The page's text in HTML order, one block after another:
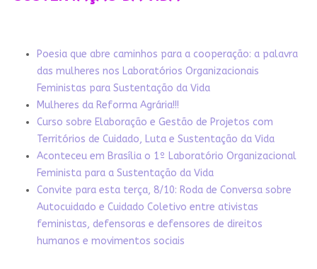
Poesia que abre caminhos para a cooperação: a palavra
das mulheres nos Laboratórios Organizacionais
Feministas para Sustentação da Vida
Mulheres da Reforma Agrária!!!
Curso sobre Elaboração e Gestão de Projetos com
Territórios de Cuidado, Luta e Sustentação da Vida
Aconteceu em Brasília o 1º Laboratório Organizacional
Feminista para a Sustentação da Vida
Convite para esta terça, 8/10: Roda de Conversa sobre
Autocuidado e Cuidado Coletivo entre ativistas
feministas, defensoras e defensores de direitos
humanos e movimentos sociais